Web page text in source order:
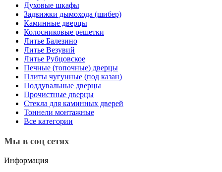
Духовые шкафы
Задвижки дымохода (шибер)
Каминные дверцы
Колосниковые решетки
Литье Балезино
Литье Везувий
Литье Рубцовское
Печные (топочные) дверцы
Плиты чугунные (под казан)
Поддувальные дверцы
Прочистные дверцы
Стекла для каминных дверей
Тоннели монтажные
Все категории
Мы в соц сетях
Информация